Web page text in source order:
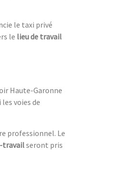
le taxi privé
le lieu de travail
Haute-Garonne
voies de
professionnel. Le
travailseront pris